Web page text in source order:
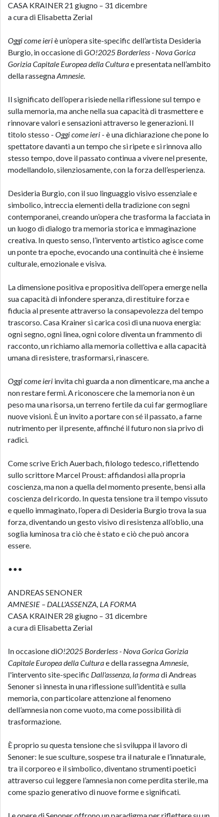
CASA KRAINER 21 giugno – 31 dicembre
a cura di Elisabetta Zerial
Oggi come ieriè un’opera site-specific dell’artista Desideria
Burgio, in occasione diGO!2025 Borderless - Nova Gorica
Gorizia Capitale Europea della Culturae presentata nell’ambito
della rassegnaAmnesie.
Il significato dell’opera risiede nella riflessione sul tempo e
sulla memoria, ma anche nella sua capacità di trasmettere e
rinnovare valori e sensazioni attraverso le generazioni. Il
titolo stesso - Oggi come ieri - è una dichiarazione che pone lo
spettatore davanti a un tempo che si ripete e si rinnova allo
stesso tempo, dove il passato continua a vivere nel presente,
modellandolo, silenziosamente, con la forza dell’esperienza.
Desideria Burgio, con il suo linguaggio visivo essenziale e
simbolico, intreccia elementi della tradizione con segni
contemporanei, creando un’opera che trasforma la facciata in
un luogo di dialogo tra memoria storica e immaginazione
creativa. In questo senso, l’intervento artistico agisce come
un ponte tra epoche, evocando una continuità che è insieme
culturale, emozionale e visiva.
La dimensione positiva e propositiva dell’opera emerge nella
sua capacità di infondere speranza, di restituire forza e
fiducia al presente attraverso la consapevolezza del tempo
trascorso. Casa Krainer si carica così di una nuova energia:
ogni segno, ogni linea, ogni colore diventa un frammento di
racconto, un richiamo alla memoria collettiva e alla capacità
umana di resistere, trasformarsi, rinascere.
Oggi come ieri invita chi guarda a non dimenticare, ma anche a
non restare fermi. A riconoscere che la memoria non è un
peso ma una risorsa, un terreno fertile da cui far germogliare
nuove visioni. È un invito a portare con sé il passato, a farne
nutrimento per il presente, affinché il futuro non sia privo di
radici.
Come scrive Erich Auerbach, filologo tedesco, riflettendo
sullo scrittore Marcel Proust: affidandosi alla propria
coscienza, ma non a quella del momento presente, bensì alla
coscienza del ricordo. In questa tensione tra il tempo vissuto
e quello immaginato, l’opera di Desideria Burgio trova la sua
forza, diventando un gesto visivo di resistenza all’oblio, una
soglia luminosa tra ciò che è stato e ciò che può ancora
essere.
•••
ANDREAS SENONER
AMNESIE – DALL'ASSENZA, LA FORMA
CASA KRAINER 28 giugno – 31 dicembre
a cura di Elisabetta Zerial
In occasione diO!2025 Borderless - Nova Gorica Gorizia
Capitale Europea della Culturae della rassegnaAmnesie,
l'intervento site-specific Dall'assenza, la formadi Andreas
Senoner si innesta in una riflessione sull’identità e sulla
memoria, con particolare attenzione al fenomeno
dell’amnesia non come vuoto, ma come possibilità di
trasformazione.
È proprio su questa tensione che si sviluppa il lavoro di
Senoner: le sue sculture, sospese tra il naturale e l’innaturale,
tra il corporeo e il simbolico, diventano strumenti poetici
attraverso cui leggere l’amnesia non come perdita sterile, ma
come spazio generativo di nuove forme e significati.